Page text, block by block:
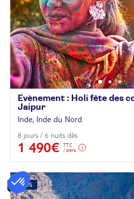
Evènement : Holi fête des
Jaipur
Inde, Inde du Nord
8 jours / 6 nuits dès
1 490€
TTC
/ pers.
PRIMOS